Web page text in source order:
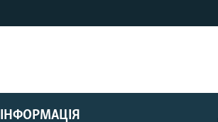
ІНФОРМАЦІЯ